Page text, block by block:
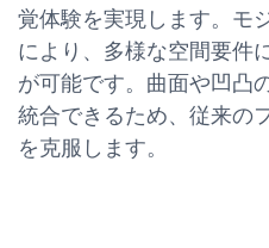
覚体験を実現します。モ
により、多様な空間要件
が可能です。曲面や凹凸
統合できるため、従来の
を克服します。